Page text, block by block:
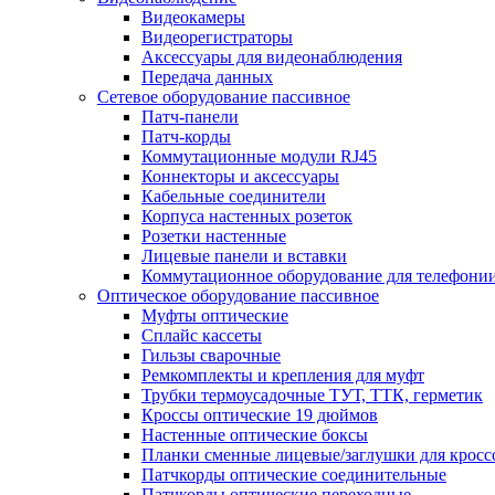
Видеокамеры
Видеорегистраторы
Аксессуары для видеонаблюдения
Передача данных
Сетевое оборудование пассивное
Патч-панели
Патч-корды
Коммутационные модули RJ45
Коннекторы и аксессуары
Кабельные соединители
Корпуса настенных розеток
Розетки настенные
Лицевые панели и вставки
Коммутационное оборудование для
Оптическое оборудование пассивное
Муфты оптические
Сплайс кассеты
Гильзы сварочные
Ремкомплекты и крепления для муфт
Трубки термоусадочные ТУТ, ТТК, герметик
Кроссы оптические 19 дюймов
Настенные оптические боксы
Планки сменные лицевые/заглушки для
Патчкорды оптические соединительные